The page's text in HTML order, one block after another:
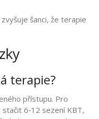
šanci, že terapie
terapie?
přístupu. Pro
6‑12 sezení KBT,